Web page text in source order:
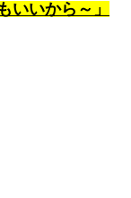
いいから～」